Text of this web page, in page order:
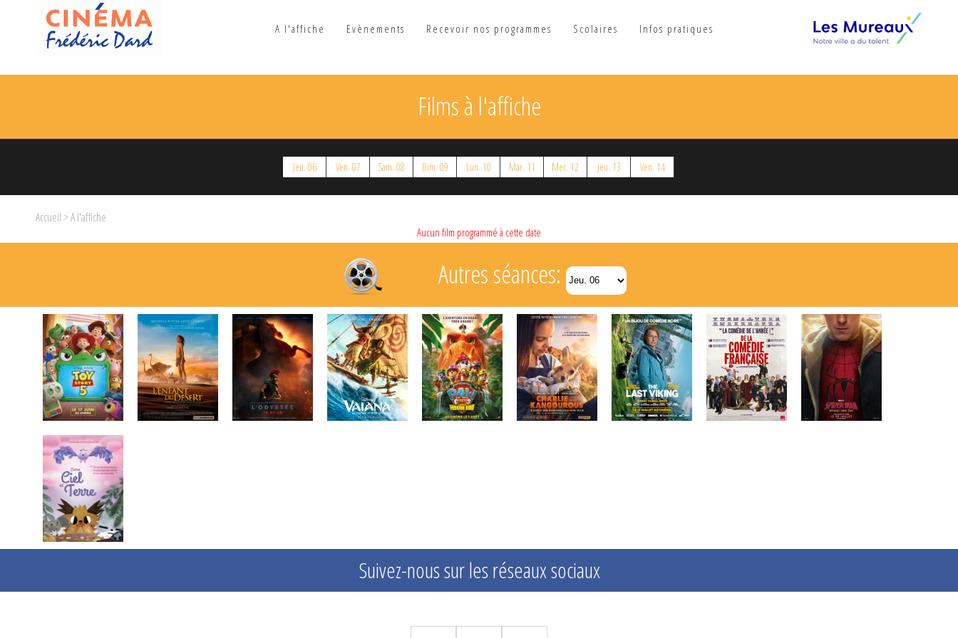
A l'affiche Evènements Recevoir nos programmes Scolaires Infos pratiques
Films à l'affiche
Jeu. 06 Ven. 07 Sam. 08 Dim. 09 Lun. 10 Mar. 11 Mer. 12 Jeu. 13 Ven. 14
Accueil > A l'affiche
Aucun film programmé à cette date
Autres séances:
Suivez-nous sur les réseaux sociaux